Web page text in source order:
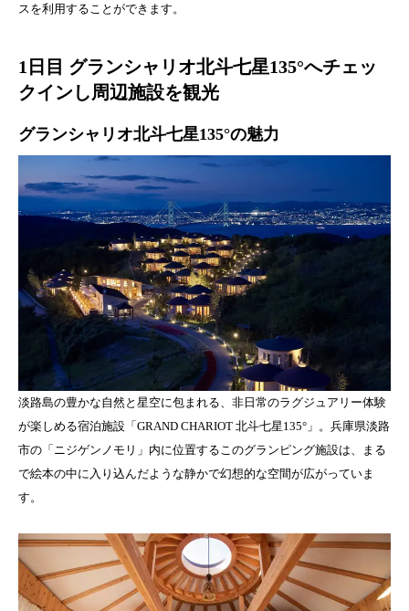
スを利用することができます。
1日目 グランシャリオ北斗七星135°へチェッ
クインし周辺施設を観光
グランシャリオ北斗七星135°の魅力
淡路島の豊かな自然と星空に包まれる、非日常のラグジュアリー体験
が楽しめる宿泊施設「GRAND CHARIOT 北斗七星135°」。兵庫県淡路
市の「ニジゲンノモリ」内に位置するこのグランピング施設は、まる
で絵本の中に入り込んだような静かで幻想的な空間が広がっていま
す。